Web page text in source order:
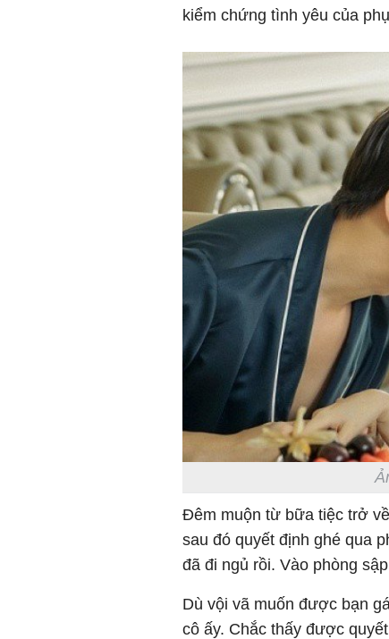
kiểm chứng tình yêu của
Đêm muộn từ bữa tiệc trở
sau đó quyết định ghé qua
đã đi ngủ rồi. Vào phòng
Dù vội vã muốn được bạn
cô ấy. Chắc thấy được